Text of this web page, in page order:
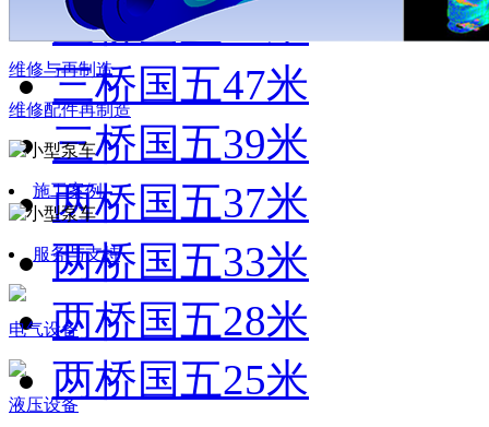
维修与再制造
维修配件再制造
施工案例
服务与支持
电气设备
液压设备
三桥国五50米
三桥国五47米
三桥国五39米
两桥国五37米
两桥国五33米
两桥国五28米
两桥国五25米